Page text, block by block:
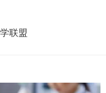
联盟